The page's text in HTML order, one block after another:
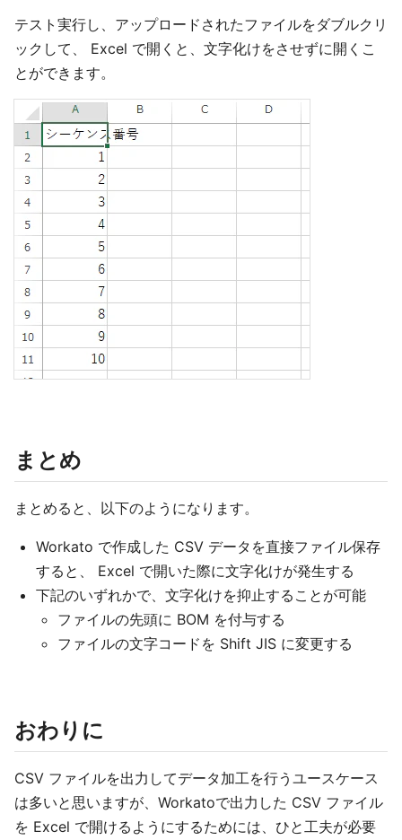
テスト実行し、アップロードされたファイルをダブルクリ
ックして、 Excel で開くと、文字化けをさせずに開くこ
とができます。
まとめ
まとめると、以下のようになります。
Workato で作成した CSV データを直接ファイル保存
すると、 Excel で開いた際に文字化けが発生する
下記のいずれかで、文字化けを抑止することが可能
ファイルの先頭に BOM を付与する
ファイルの文字コードを Shift JIS に変更する
おわりに
CSV ファイルを出力してデータ加工を行うユースケース
は多いと思いますが、Workatoで出力した CSV ファイル
を Excel で開けるようにするためには、ひと工夫が必要